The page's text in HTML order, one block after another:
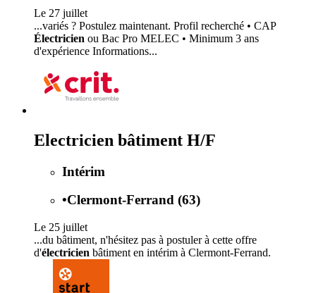
Le 27 juillet
...variés ? Postulez maintenant. Profil recherché • CAP
Électricien ou Bac Pro MELEC • Minimum 3 ans
d'expérience Informations...
Electricien bâtiment H/F
Intérim
•Clermont-Ferrand (63)
Le 25 juillet
...du bâtiment, n'hésitez pas à postuler à cette offre
d'électricien bâtiment en intérim à Clermont-Ferrand.